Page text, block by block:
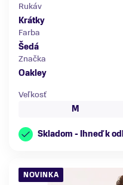
Rukáv
Krátky
Farba
Šedá
Značka
Oakley
Veľkosť
M
Skladom - Ihneď k
NOVINKA